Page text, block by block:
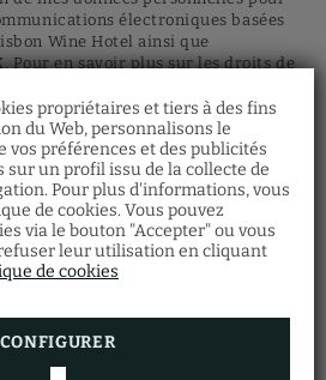
propriétaires et tiers à des fins
du Web, personnalisons le
vos préférences et des publicités
sur un profil issu de la collecte de
Pour plus d'informations, vous
de cookies. Vous pouvez
via le bouton "Accepter" ou vous
leur utilisation en cliquant
de cookies
CONFIGURER
électroniques basées
Wine Hotel ainsi que
Pour en savoir plus sur les droits de
politique de confidentialité.